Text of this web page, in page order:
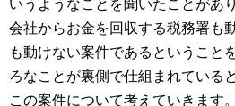
いうようなことを聞いたことがあ
会社からお金を回収する税務署も
も動けない案件であるということ
ろなことが裏側で仕組まれている
この案件について考えていきます